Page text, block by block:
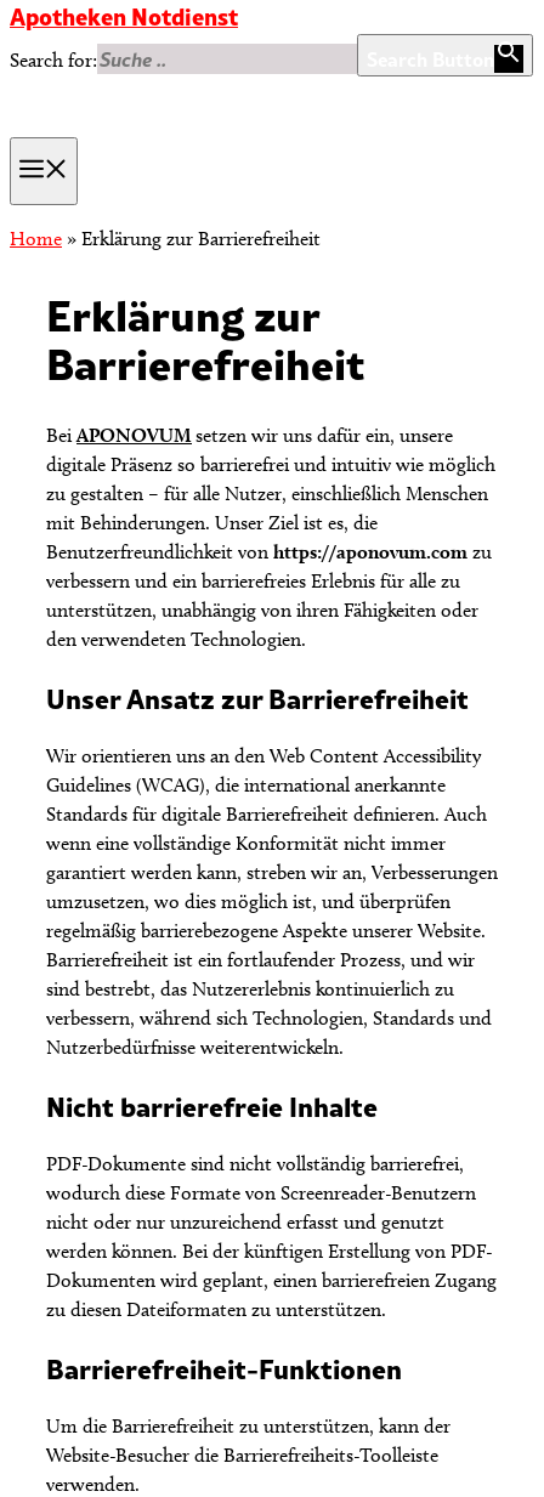
Apotheken Notdienst
Search for:
Home » Erklärung zur Barrierefreiheit
Erklärung zur
Barrierefreiheit
BeiAPONOVUMsetzen wir uns dafür ein, unsere
digitale Präsenz so barrierefrei und intuitiv wie möglich
zu gestalten – für alle Nutzer, einschließlich Menschen
mit Behinderungen. Unser Ziel ist es, die
Benutzerfreundlichkeit von https://aponovum.com zu
verbessern und ein barrierefreies Erlebnis für alle zu
unterstützen, unabhängig von ihren Fähigkeiten oder
den verwendeten Technologien.
Unser Ansatz zur Barrierefreiheit
Wir orientieren uns an den Web Content Accessibility
Guidelines (WCAG), die international anerkannte
Standards für digitale Barrierefreiheit definieren. Auch
wenn eine vollständige Konformität nicht immer
garantiert werden kann, streben wir an, Verbesserungen
umzusetzen, wo dies möglich ist, und überprüfen
regelmäßig barrierebezogene Aspekte unserer Website.
Barrierefreiheit ist ein fortlaufender Prozess, und wir
sind bestrebt, das Nutzererlebnis kontinuierlich zu
verbessern, während sich Technologien, Standards und
Nutzerbedürfnisse weiterentwickeln.
Nicht barrierefreie Inhalte
PDF-Dokumente sind nicht vollständig barrierefrei,
wodurch diese Formate von Screenreader-Benutzern
nicht oder nur unzureichend erfasst und genutzt
werden können. Bei der künftigen Erstellung von PDF-
Dokumenten wird geplant, einen barrierefreien Zugang
zu diesen Dateiformaten zu unterstützen.
Barrierefreiheit-Funktionen
Um die Barrierefreiheit zu unterstützen, kann der
Website-Besucher die Barrierefreiheits-Toolleiste
verwenden.